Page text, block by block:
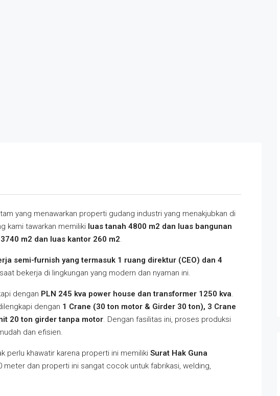
yang menawarkan properti gudang industri yang menakjubkan di
kami tawarkan memiliki luas tanah 4800 m2 dan luas bangunan
m2 dan luas kantor 260 m2.
semi-furnish yang termasuk 1 ruang direktur (CEO) dan 4
bekerja di lingkungan yang modern dan nyaman ini.
dengan PLN 245 kva power house dan transformer 1250 kva.
dengan 1 Crane (30 ton motor & Girder 30 ton), 3 Crane
20 ton girder tanpa motor. Dengan fasilitas ini, proses produksi
dan efisien.
perlu khawatir karena properti ini memiliki Surat Hak Guna
meter dan properti ini sangat cocok untuk fabrikasi, welding,